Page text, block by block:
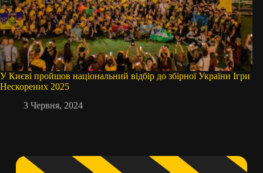
У Києві пройшов національний відбір до збірної України Ігри
Нескорених 2025
3 Червня, 2024